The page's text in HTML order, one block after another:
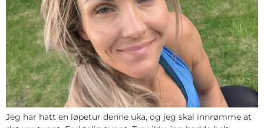
Jeg har hatt en løpetur denne uka, og jeg skal innrømme at